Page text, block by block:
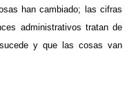
han cambiado; las cifras
administrativos tratan de
y que las cosas van